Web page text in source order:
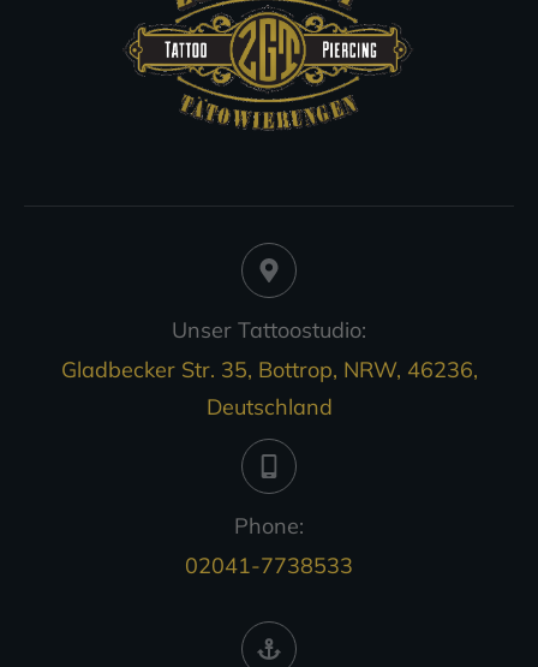
Unser Tattoostudio:
Gladbecker Str. 35, Bottrop, NRW, 46236,
Deutschland
Phone:
02041-7738533